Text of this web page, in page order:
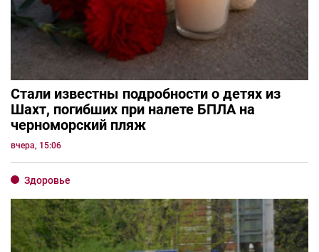
Стали известны подробности о детях из
Шахт, погибших при налете БПЛА на
черноморский пляж
вчера, 15:06
Здоровье